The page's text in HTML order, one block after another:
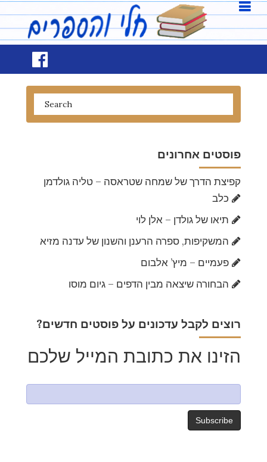
פוסטים אחרונים
קפיצת הדרך של שמחה שטראסה – טליה גולדמן
כלב
תיאו של גולדן – אלן לוי
המשקיפות, ספרה הרענן והשנון של עדנה מזיא
פעמיים – מיץ’ אלבום
הבחורה שיצאה מבין הדפים – גיום מוסו
?רוצים לקבל עדכונים על פוסטים חדשים
הזינו את כתובת המייל שלכם